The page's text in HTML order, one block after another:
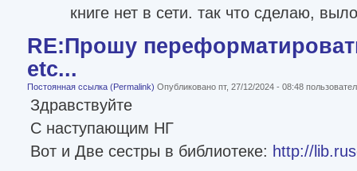
книге нет в сети. так что сделаю,
RE:Прошу
etc...
Постоянная ссылка (Permalink) Опубликовано пт, 27/12/2024 - 08:48
Здравствуйте
С наступающим НГ
Вот и Две сестры в библиотеке: http://